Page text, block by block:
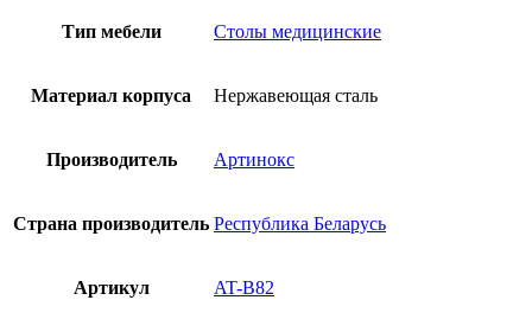
Тип мебели Столы медицинские
Материал корпуса Нержавеющая сталь
Производитель Артинокс
Страна производитель Республика Беларусь
Артикул AT-B82